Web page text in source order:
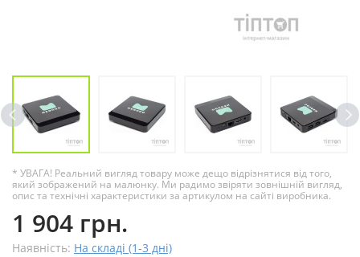
* УВАГА! Реальний вигляд товару може дещо відрізнятися від того,
який зображений на малюнку. Ми радимо звіряти зовнішній вигляд,
опис та технічні характеристики за артикулом на сайті виробника.
1 904 грн.
Наявність: На складі (1-3 дні)